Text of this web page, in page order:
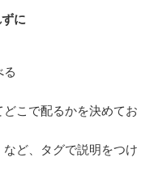
に
る
こで配るかを決めてお
ど、タグで説明をつけ